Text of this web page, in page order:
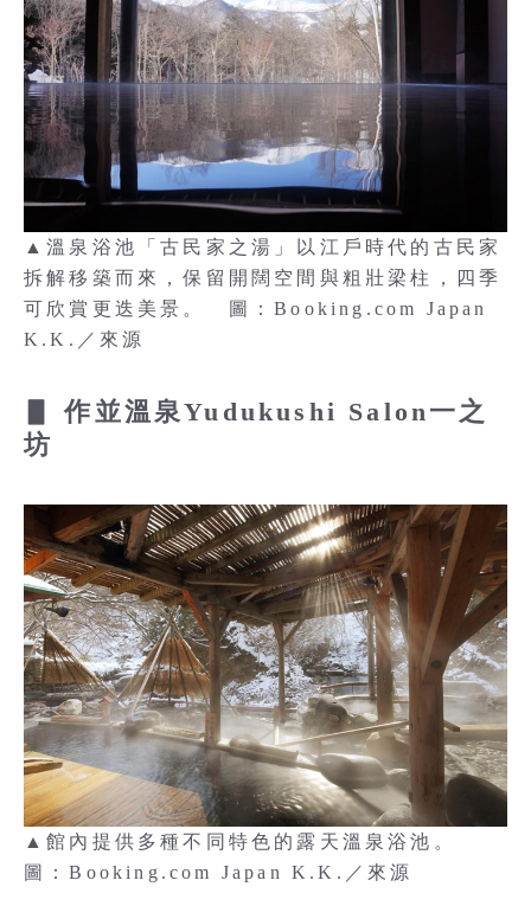
▲溫泉浴池「古民家之湯」以江戶時代的古民家
拆解移築而來，保留開闊空間與粗壯梁柱，四季
可欣賞更迭美景。 圖：Booking.com Japan
K.K.／來源
▋ 作並溫泉Yudukushi Salon一之
坊
▲館內提供多種不同特色的露天溫泉浴池。
圖：Booking.com Japan K.K.／來源